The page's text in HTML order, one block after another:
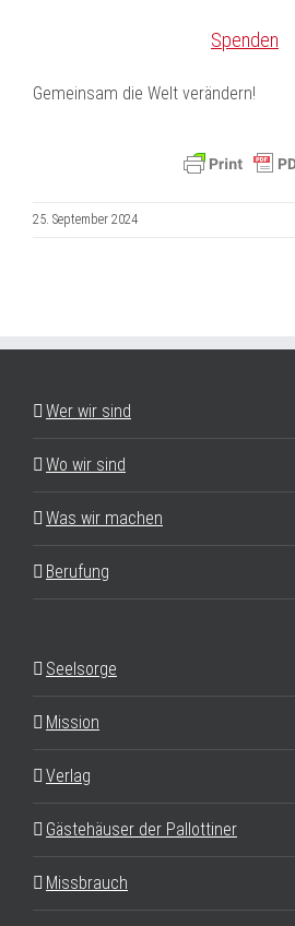
Spenden
Gemeinsam die Welt verändern!
25. September 2024
Wer wir sind
Wo wir sind
Was wir machen
Berufung
Seelsorge
Mission
Verlag
Gästehäuser der Pallottiner
Missbrauch